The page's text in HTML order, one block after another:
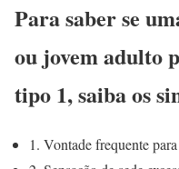
Para saber se
ou jovem adulto
tipo 1, saiba os
1. Vontade frequente